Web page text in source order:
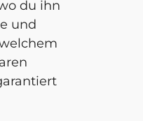
du ihn
und